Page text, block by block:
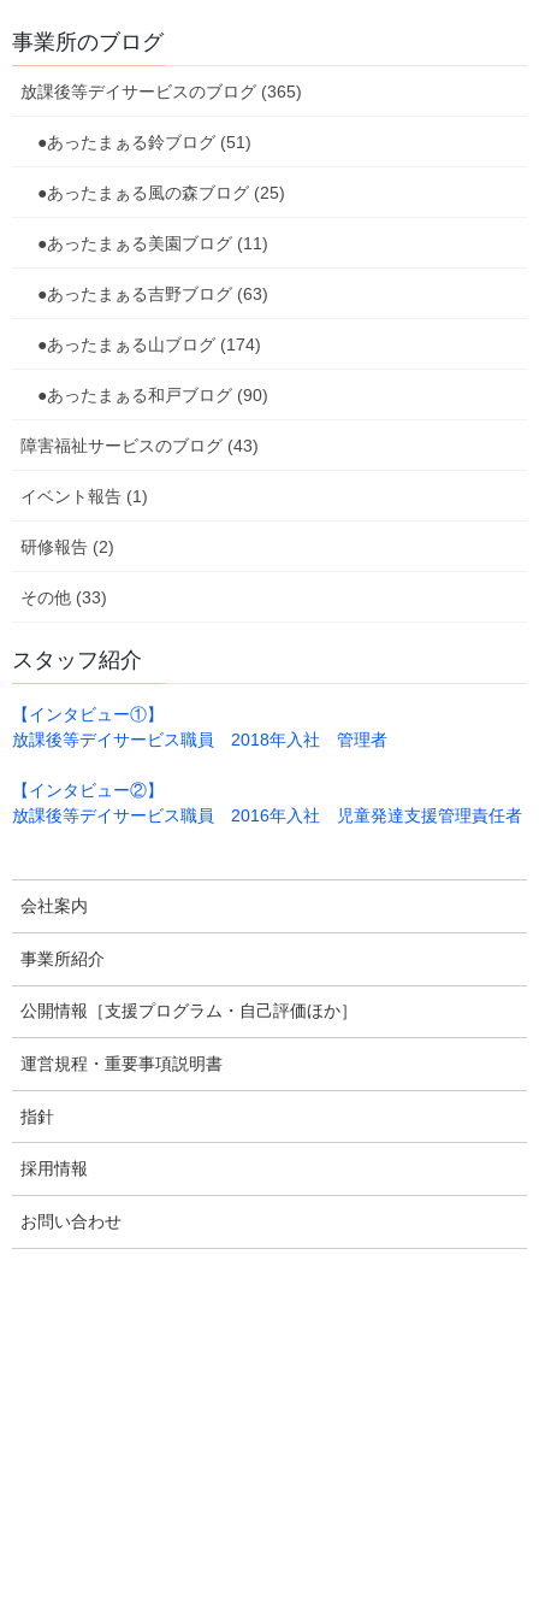
今後はブログでもお知らせしていこうと思いますので、こちらも
覗いてくださ～い♪
3月もイベントがいっぱいです！
●あったまぁる山ブログ
放課後等デイサービスのブログ
よーいドン！
事業所のご案内
事業所のブログ
放課後等デイサービスのブログ (365)
●あったまぁる鈴ブログ (51)
●あったまぁる風の森ブログ (25)
●あったまぁる美園ブログ (11)
●あったまぁる吉野ブログ (63)
●あったまぁる山ブログ (174)
●あったまぁる和戸ブログ (90)
障害福祉サービスのブログ (43)
イベント報告 (1)
研修報告 (2)
その他 (33)
スタッフ紹介
【インタビュー①】
放課後等デイサービス職員 2018年入社 管理者
【インタビュー②】
放課後等デイサービス職員 2016年入社 児童発達支援管理責任者
会社案内
事業所紹介
公開情報［支援プログラム・自己評価ほか］
運営規程・重要事項説明書
指針
採用情報
お問い合わせ